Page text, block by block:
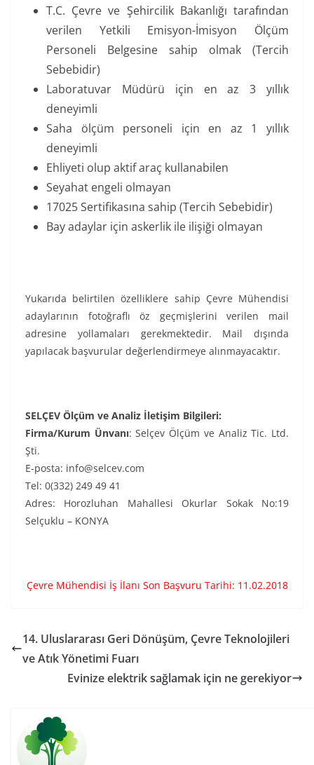
T.C. Çevre ve Şehircilik Bakanlığı tarafından
verilen Yetkili Emisyon-İmisyon Ölçüm
Personeli Belgesine sahip olmak (Tercih
Sebebidir)
Laboratuvar Müdürü için en az 3 yıllık
deneyimli
Saha ölçüm personeli için en az 1 yıllık
deneyimli
Ehliyeti olup aktif araç kullanabilen
Seyahat engeli olmayan
17025 Sertifikasına sahip (Tercih Sebebidir)
Bay adaylar için askerlik ile ilişiği olmayan
Yukarıda belirtilen özelliklere sahip Çevre Mühendisi
adaylarının fotoğraflı öz geçmişlerini verilen mail
adresine yollamaları gerekmektedir. Mail dışında
yapılacak başvurular değerlendirmeye alınmayacaktır.
SELÇEV Ölçüm ve Analiz İletişim Bilgileri:
Firma/Kurum Ünvanı: Selçev Ölçüm ve Analiz Tic. Ltd.
Şti.
E-posta: info@selcev.com
Tel: 0(332) 249 49 41
Adres: Horozluhan Mahallesi Okurlar Sokak No:19
Selçuklu – KONYA
Çevre Mühendisi İş İlanı Son Başvuru Tarihi: 11.02.2018
14. Uluslararası Geri Dönüşüm, Çevre Teknolojileri
ve Atık Yönetimi Fuarı
Evinize elektrik sağlamak için ne gerekiyor